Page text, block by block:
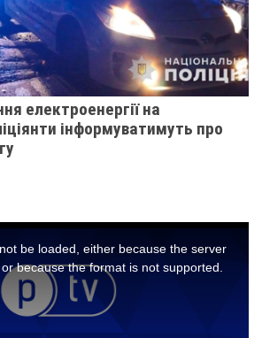
електроенергії на
інформуватимуть про